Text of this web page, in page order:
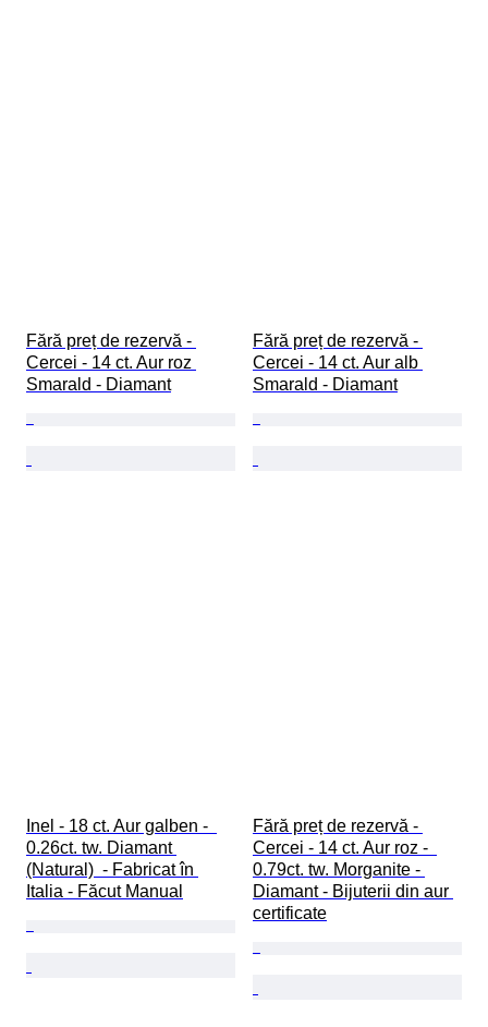
Fără preț de rezervă -
Cercei - 14 ct. Aur roz
Smarald - Diamant
Fără preț de rezervă -
Cercei - 14 ct. Aur alb
Smarald - Diamant
Inel - 18 ct. Aur galben -
0.26ct. tw. Diamant
(Natural)  - Fabricat în
Italia - Făcut Manual
Fără preț de rezervă -
Cercei - 14 ct. Aur roz -
0.79ct. tw. Morganite -
Diamant - Bijuterii din aur
certificate